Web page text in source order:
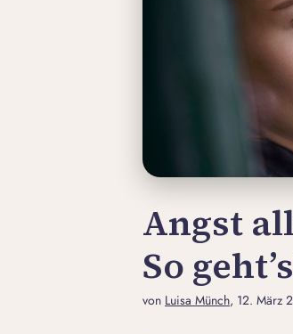
Angst
So
von Luisa Münch, 12. März